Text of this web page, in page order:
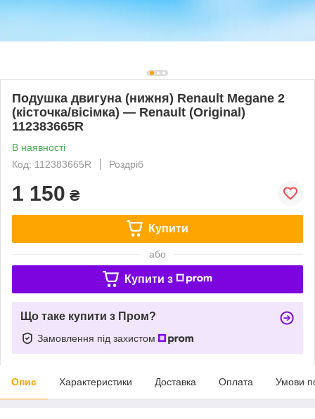
Подушка двигуна (нижня) Renault Megane 2
(кісточка/вісімка) — Renault (Original)
112383665R
В наявності
Код: 112383665R
Роздріб
1 150 ₴
Купити
або
Купити з
Що таке купити з Пром?
Замовлення під захистом
Опис Характеристики Доставка Оплата Умови